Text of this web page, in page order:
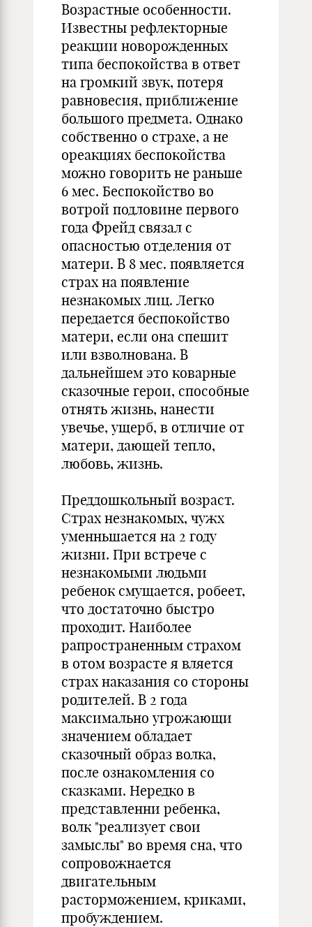
Возрастные особенности.
Известны рефлекторные
реакции новорожденных
типа беспокойства в ответ
на громкий звук, потеря
равновесия, приближение
большого предмета. Однако
собственно о страхе, а не
ореакциях беспокойства
можно говорить не раньше
6 мес. Беспокойство во
вотрой подловине первого
года Фрейд связал с
опасностью отделения от
матери. В 8 мес. появляется
страх на появление
незнакомых лиц. Легко
передается беспокойство
матери, если она спешит
или взволнована. В
дальнейшем это коварные
сказочные герои, способные
отнять жизнь, нанести
увечье, ущерб, в отличие от
матери, дающей тепло,
любовь, жизнь.
Преддошкольный возраст.
Страх незнакомых, чужх
уменньшается на 2 году
жизни. При встрече с
незнакомыми людьми
ребенок смущается, робеет,
что достаточно быстро
проходит. Наиболее
рапространенным страхом
в отом возрасте я вляется
страх наказания со стороны
родителей. В 2 года
максимально угрожающи
значением обладает
сказочный образ волка,
после ознакомления со
сказками. Нередко в
представленни ребенка,
волк "реализует свои
замыслы" во время сна, что
сопровожнается
двигательным
расторможением, криками,
пробуждением.